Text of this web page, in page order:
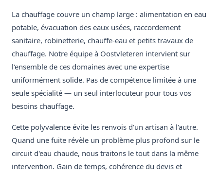
La chauffage couvre un champ large : alimentation en eau
potable, évacuation des eaux usées, raccordement
sanitaire, robinetterie, chauffe-eau et petits travaux de
chauffage. Notre équipe à Oostvleteren intervient sur
l'ensemble de ces domaines avec une expertise
uniformément solide. Pas de compétence limitée à une
seule spécialité — un seul interlocuteur pour tous vos
besoins chauffage.
Cette polyvalence évite les renvois d'un artisan à l'autre.
Quand une fuite révèle un problème plus profond sur le
circuit d'eau chaude, nous traitons le tout dans la même
intervention. Gain de temps, cohérence du devis et